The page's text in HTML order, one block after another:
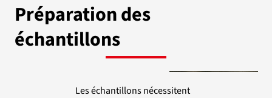
Préparation des
échantillons
Les échantillons nécessitent